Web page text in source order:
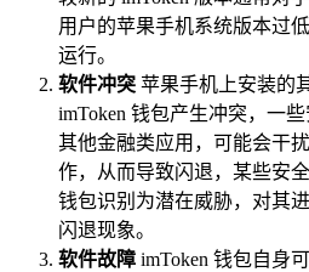
用户的苹果手机系统版本过
运行。
软件冲突 苹果手机上安装的
imToken 钱包产生冲突，一
其他金融类应用，可能会干
作，从而导致闪退，某些安
钱包识别为潜在威胁，对其
闪退现象。
软件故障 imToken 钱包自身